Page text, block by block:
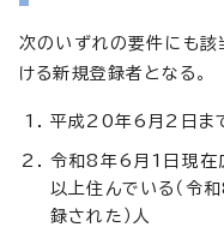
次のいずれの要件にも該
ける新規登録者となる。
平成20年6月2日ま
令和8年6月1日現在
以上住んでいる（令
録された）人